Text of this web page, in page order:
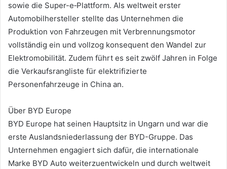
sowie die Super-e‑Plattform. Als weltweit erster
Automobilhersteller stellte das Unternehmen die
Produktion von Fahrzeugen mit Verbrennungsmotor
vollständig ein und vollzog konsequent den Wandel zur
Elektromobilität. Zudem führt es seit zwölf Jahren in Folge
die Verkaufsrangliste für elektrifizierte
Personenfahrzeuge in China an.
Über BYD Europe
BYD Europe hat seinen Hauptsitz in Ungarn und war die
erste Auslandsniederlassung der BYD-Gruppe. Das
Unternehmen engagiert sich dafür, die internationale
Marke BYD Auto weiterzuentwickeln und durch weltweit